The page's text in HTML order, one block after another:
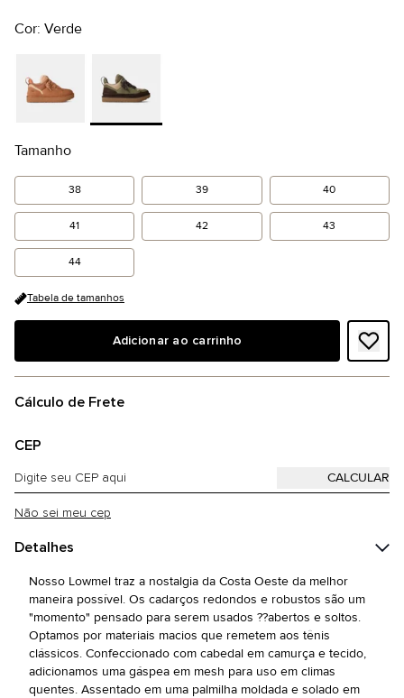
Cor: Verde
Tamanho
38 39 40
41 42 43
44
Tabela de tamanhos
Adicionar ao carrinho
Cálculo de Frete
CEP
Não sei meu cep
Detalhes
Nosso Lowmel traz a nostalgia da Costa Oeste da melhor
maneira possível. Os cadarços redondos e robustos são um
"momento" pensado para serem usados ??abertos e soltos.
Optamos por materiais macios que remetem aos tênis
clássicos. Confeccionado com cabedal em camurça e tecido,
adicionamos uma gáspea em mesh para uso em climas
quentes. Assentado em uma palmilha moldada e solado em